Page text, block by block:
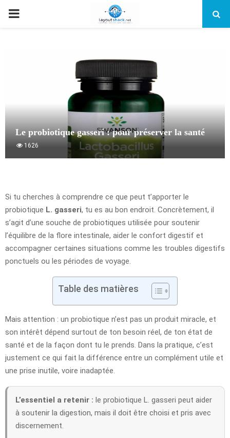
PRIMARY
Le probiotique gasseri : pour préserver la santé
1626
Si tu cherches à comprendre ce que peut t’apporter le
probiotique L. gasseri, tu es au bon endroit. Concrètement, il
s’agit d’une souche de probiotiques utilisée pour soutenir
l’équilibre de la flore intestinale, aider le confort digestif et
accompagner certaines situations comme les troubles digestifs
ponctuels ou les périodes de voyage.
Table des matières
Mais attention : un probiotique n’est pas un produit miracle, et
son intérêt dépend surtout de ton besoin réel, de ton état de
santé et de la façon dont tu le prends. Dans la pratique, c’est
justement ce qui fait la différence entre un complément utile et
une prise inutile, voire inadaptée.
L’essentiel a retenir : le probiotique L. gasseri peut aider
à soutenir la digestion, mais il doit être choisi et pris avec
discernement.